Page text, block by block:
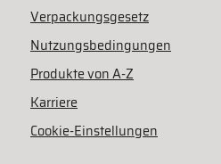
Verpackungsgesetz
Nutzungsbedingungen
Produkte von A-Z
Karriere
Cookie-Einstellungen